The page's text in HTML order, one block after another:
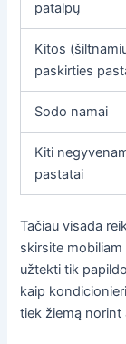
patalpų
Kitos
paskirties
Sodo namai
Kiti
pastatai
Tačiau visada
skirsite mobiliam
užtekti tik
kaip
tiek žiemą norint